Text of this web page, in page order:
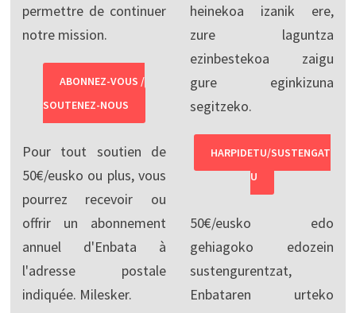
permettre de continuer
notre mission.
ABONNEZ-VOUS /
SOUTENEZ-NOUS
Pour tout soutien de
50€/eusko ou plus, vous
pourrez recevoir ou
offrir un abonnement
annuel d'Enbata à
l'adresse postale
indiquée. Milesker.
heinekoa izanik ere,
zure laguntza
ezinbestekoa zaigu
gure eginkizuna
segitzeko.
HARPIDETU/SUSTENGAT
U
50€/eusko edo
gehiagoko edozein
sustengurentzat,
Enbataren urteko